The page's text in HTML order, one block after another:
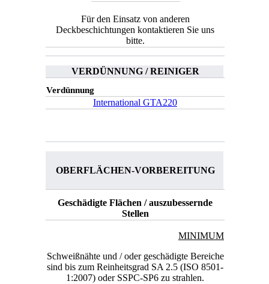
Für den Einsatz von anderen
Deckbeschichtungen kontaktieren Sie uns
bitte.
VERDÜNNUNG / REINIGER
Verdünnung
International GTA220
OBERFLÄCHEN-VORBEREITUNG
Geschädigte Flächen / auszubessernde
Stellen
MINIMUM
Schweißnähte und / oder geschädigte Bereiche
sind bis zum Reinheitsgrad SA 2.5 (ISO 8501-
1:2007) oder SSPC-SP6 zu strahlen.